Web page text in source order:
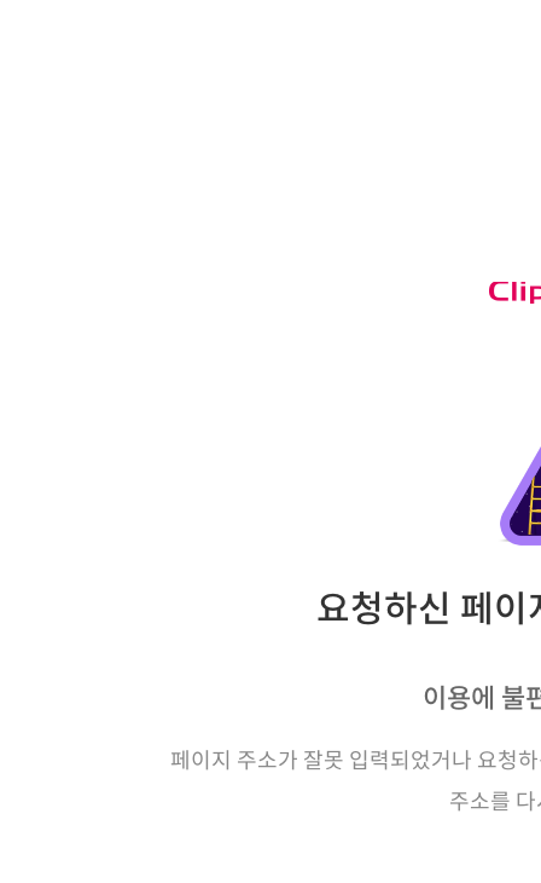
요청하신 페
이용에 불
페이지 주소가 잘못 입력되었거나 요청
주소를